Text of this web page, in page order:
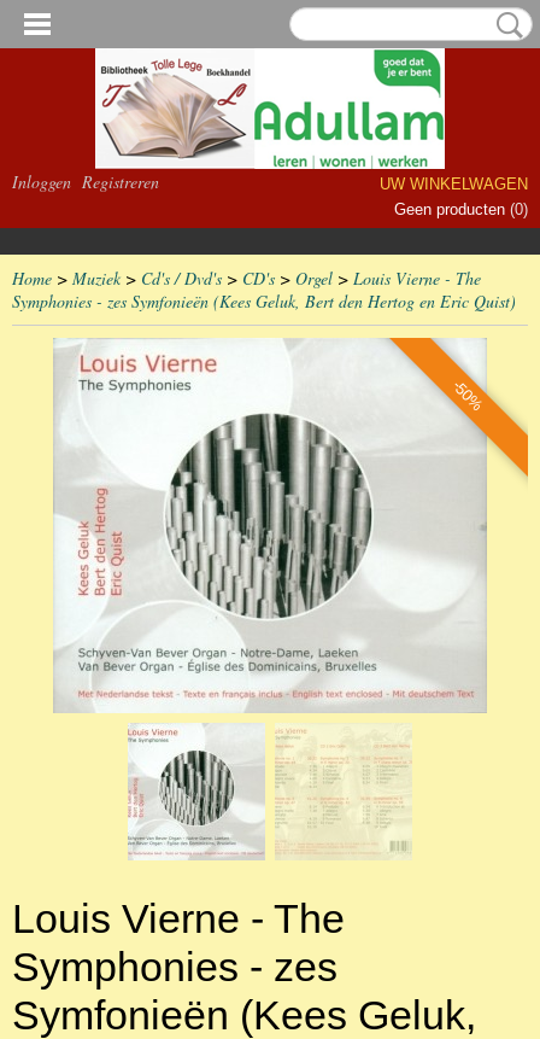
Inloggen Registreren
UW WINKELWAGEN
Geen producten (0)
Home > Muziek> Cd's / Dvd's > CD's > Orgel > Louis Vierne - The
Symphonies - zes Symfonieën (Kees Geluk, Bert den Hertog en Eric Quist)
-50%
Louis Vierne - The
Symphonies - zes
Symfonieën (Kees Geluk,